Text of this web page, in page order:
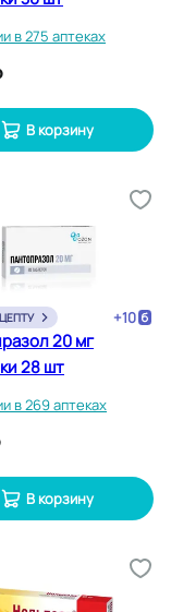
в 275 аптеках
В корзину
+10
20 мг
28 шт
в 269 аптеках
В корзину